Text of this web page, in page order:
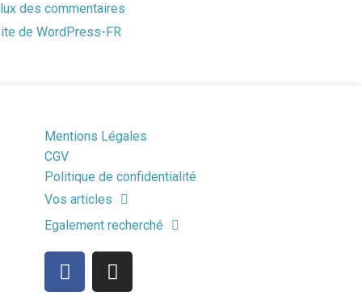
des commentaires
de WordPress-FR
Mentions Légales
CGV
Politique de confidentialité
Vos articles
Egalement recherché